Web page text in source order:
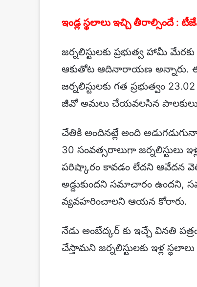
ఇండ్ల స్థలాలు ఇచ్చి తీరాల్సిందే :
జర్నలిస్టులకు ప్రభుత్వ హామీ
ఆకుతోట ఆదినారాయణ అన్నారు.
జర్నలిస్టులకు గత ప్రభుత్వం
జీవో అమలు చేయవలసిన పాలకులు
చేతికి అందినట్లే అంది
30 సంవత్సరాలుగా జర్నలిస్టులు
పరిష్కారం కావడం లేదని ఆవేదన
అడ్డుకుందని సమాచారం ఉందని,
వ్యవహరించాలని ఆయన కోరారు.
నేడు అంబేద్కర్ కు ఇచ్చే వినతి
చేస్తామని జర్నలిస్టులకు ఇళ్ల